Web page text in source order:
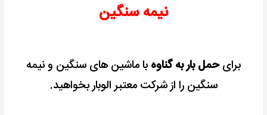
نیمه سنگین
برایحمل بار به گناوه با ماشین های سنگین و نیمه
سنگین را از شرکت معتبر الوبار بخواهید.